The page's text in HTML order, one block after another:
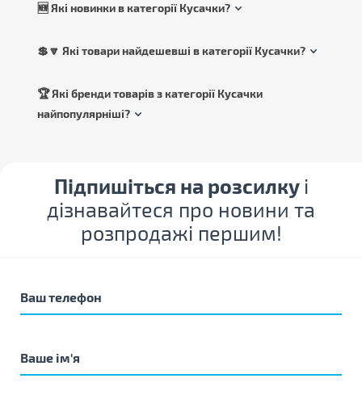
🆕 Які новинки в категорії Кусачки?
💲🔽 Які товари найдешевші в категорії Кусачки?
🏆 Які бренди товарів з категорії Кусачки
найпопулярніші?
Підпишіться на розсилку і
дізнавайтеся про новини та
розпродажі першим!